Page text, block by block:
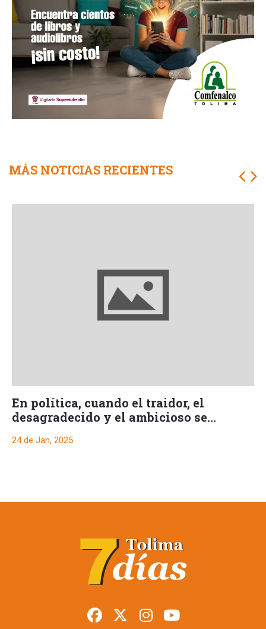
MÁS NOTICIAS RECIENTES
En política, cuando el traidor, el
desagradecido y el ambicioso se
24 de Jan, 2025